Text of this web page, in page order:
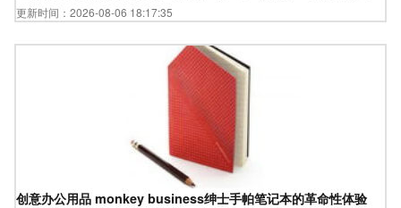
更新时间：2026-08-06 18:17:35
创意办公用品 monkey business绅士手帕笔记本的革命性体验